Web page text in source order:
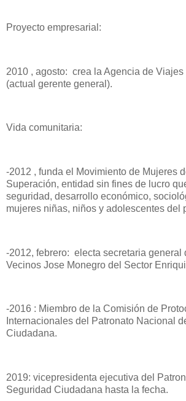
Proyecto empresarial:
2010 , agosto: crea la Agencia de Viajes
(actual gerente general).
Vida comunitaria:
-2012 , funda el Movimiento de Mujeres
Superación, entidad sin fines de lucro
seguridad, desarrollo económico,
mujeres niñas, niños y adolescentes del
-2012, febrero: electa secretaria general
Vecinos Jose Monegro del Sector
-2016 : Miembro de la Comisión de
Internacionales del Patronato Nacional
Ciudadana.
2019: vicepresidenta ejecutiva del
Seguridad Ciudadana hasta la fecha.